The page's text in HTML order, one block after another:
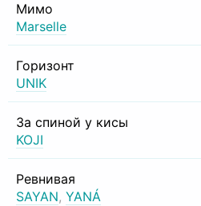
Мимо
Marselle
Горизонт
UNIK
За спиной у кисы
KOJI
Ревнивая
SAYAN, YANÁ